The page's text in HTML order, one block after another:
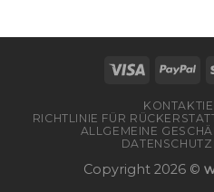
RICHTLINIE FÜR
ALLGEMEINE
Copyright 2026 ©